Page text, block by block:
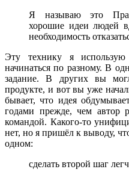
Я называю это
хорошие идеи людей
необходимость
Эту технику я
начинаться по разному. В
задание. В других вы
продукте, и вот вы уже
бывает, что идея
годами прежде, чем автор
командой. Какого-то
нет, но я пришёл к выводу,
одном:
сделать второй шаг